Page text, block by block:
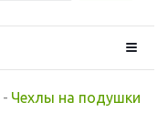
- Чехлы на подушки